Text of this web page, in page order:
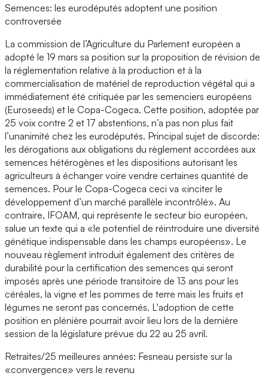
Semences: les eurodéputés adoptent une position
controversée
La commission de l’Agriculture du Parlement européen a
adopté le 19 mars sa position sur la proposition de révision de
la réglementation relative à la production et à la
commercialisation de matériel de reproduction végétal qui a
immédiatement été critiquée par les semenciers européens
(Euroseeds) et le Copa-Cogeca. Cette position, adoptée par
25 voix contre 2 et 17 abstentions, n’a pas non plus fait
l’unanimité chez les eurodéputés. Principal sujet de discorde:
les dérogations aux obligations du règlement accordées aux
semences hétérogènes et les dispositions autorisant les
agriculteurs à échanger voire vendre certaines quantité de
semences. Pour le Copa-Cogeca ceci va «inciter le
développement d’un marché parallèle incontrôlé». Au
contraire, IFOAM, qui représente le secteur bio européen,
salue un texte qui a «le potentiel de réintroduire une diversité
génétique indispensable dans les champs européens». Le
nouveau règlement introduit également des critères de
durabilité pour la certification des semences qui seront
imposés après une période transitoire de 13 ans pour les
céréales, la vigne et les pommes de terre mais les fruits et
légumes ne seront pas concernés. L'adoption de cette
position en plénière pourrait avoir lieu lors de la dernière
session de la législature prévue du 22 au 25 avril.
Retraites/25 meilleures années: Fesneau persiste sur la
«convergence» vers le revenu